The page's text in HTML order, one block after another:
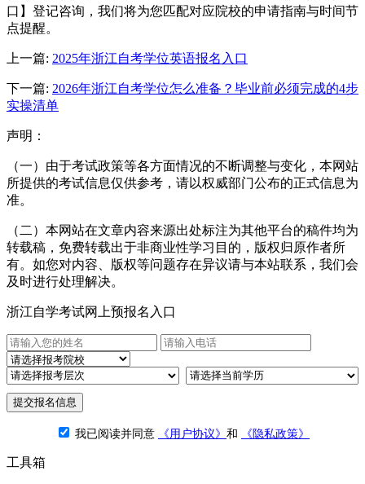
口】登记咨询，我们将为您匹配对应院校的申请指南与时间节
点提醒。
上一篇: 2025年浙江自考学位英语报名入口
下一篇: 2026年浙江自考学位怎么准备？毕业前必须完成的4步
实操清单
声明：
（一）由于考试政策等各方面情况的不断调整与变化，本网站
所提供的考试信息仅供参考，请以权威部门公布的正式信息为
准。
（二）本网站在文章内容来源出处标注为其他平台的稿件均为
转载稿，免费转载出于非商业性学习目的，版权归原作者所
有。如您对内容、版权等问题存在异议请与本站联系，我们会
及时进行处理解决。
浙江自学考试网上预报名入口
提交报名信息
我已阅读并同意 《用户协议》 和 《隐私政策》
工具箱